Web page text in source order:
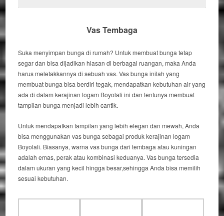
Vas Tembaga
Suka menyimpan bunga di rumah? Untuk membuat bunga tetap
segar dan bisa dijadikan hiasan di berbagai ruangan, maka Anda
harus meletakkannya di sebuah vas. Vas bunga inilah yang
membuat bunga bisa berdiri tegak, mendapatkan kebutuhan air yang
ada di dalam kerajinan logam Boyolali ini dan tentunya membuat
tampilan bunga menjadi lebih cantik.
Untuk mendapatkan tampilan yang lebih elegan dan mewah, Anda
bisa menggunakan vas bunga sebagai produk kerajinan logam
Boyolali. Biasanya, warna vas bunga dari tembaga atau kuningan
adalah emas, perak atau kombinasi keduanya. Vas bunga tersedia
dalam ukuran yang kecil hingga besar,sehingga Anda bisa memilih
sesuai kebutuhan.